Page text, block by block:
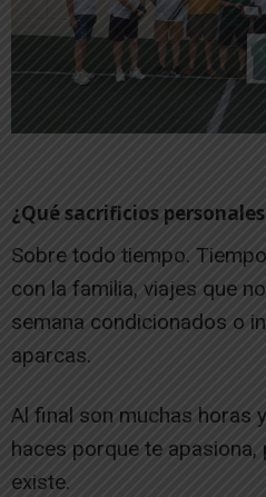
¿Qué sacrificios
Sobre todo tiempo.
con la familia, viajes que
semana condicionados o
aparcas.
Al final son muchas horas
haces porque te
existe.